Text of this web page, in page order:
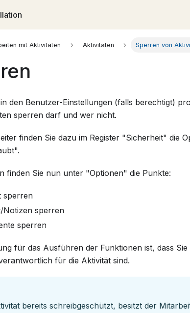
mit Aktivitäten Aktivitäten Sperren von
den Benutzer-Einstellungen (falls berechtigt)
sperren darf und wer nicht.
finden Sie dazu im Register "Sicherheit" die
finden Sie nun unter "Optionen" die Punkte:
sperren
Notizen sperren
sperren
für das Ausführen der Funktionen ist, dass
für die Aktivität sind.
bereits schreibgeschützt, besitzt der